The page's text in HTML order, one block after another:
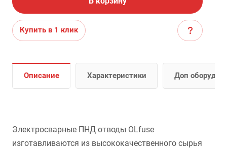
Купить в 1 клик
Описание Характеристики Доп
Электросварные ПНД отводы OLfuse
изготавливаются из высококачественного сырья